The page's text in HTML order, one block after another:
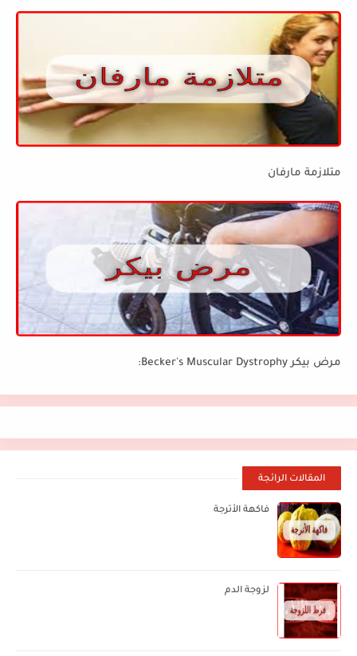
متلازمة مارفان
مرض بيكر Becker's Muscular Dystrophy:
المقالات الرائجة
فاكهة الأترجة
لزوجة الدم